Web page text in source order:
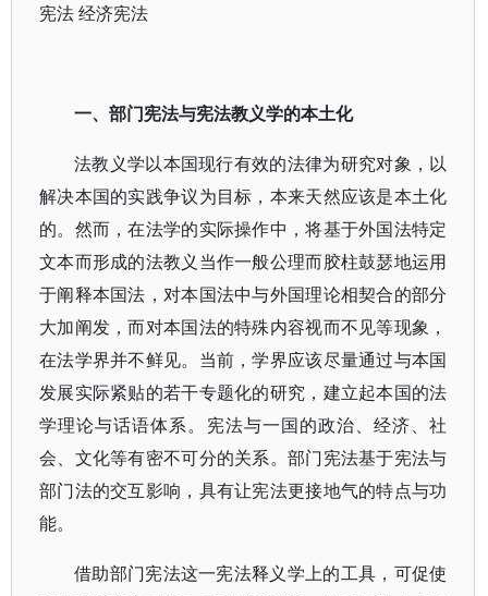
宪法 经济宪法
一、部门宪法与宪法教义学的本土化
法教义学以本国现行有效的法律为研究对象，以
解决本国的实践争议为目标，本来天然应该是本土化
的。然而，在法学的实际操作中，将基于外国法特定
文本而形成的法教义当作一般公理而胶柱鼓瑟地运用
于阐释本国法，对本国法中与外国理论相契合的部分
大加阐发，而对本国法的特殊内容视而不见等现象，
在法学界并不鲜见。当前，学界应该尽量通过与本国
发展实际紧贴的若干专题化的研究，建立起本国的法
学理论与话语体系。宪法与一国的政治、经济、社
会、文化等有密不可分的关系。部门宪法基于宪法与
部门法的交互影响，具有让宪法更接地气的特点与功
能。
借助部门宪法这一宪法释义学上的工具，可促使